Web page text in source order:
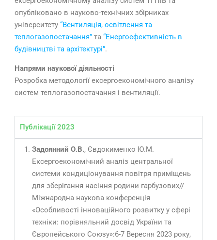
опубліковано в науково-технічних збірниках
університету “Вентиляція, освітлення та
теплогазопостачання” та “Енергоефективність в
будівництві та архітектурі”.
Напрями наукової діяльності
Розробка методології ексергоекономічного аналізу
систем теплогазопостачання і вентиляції.
Публікації 2023
Задоянний О.В., Євдокименко Ю.М.
Ексергоекономічний аналіз центральної
системи кондиціонування повітря приміщень
для зберігання насіння родини гарбузових//
Міжнародна наукова конференція
«Особливості інноваційного розвитку у сфері
техніки: порівняльний досвід України та
Європейського Союзу»:6-7 Вересня 2023 року,